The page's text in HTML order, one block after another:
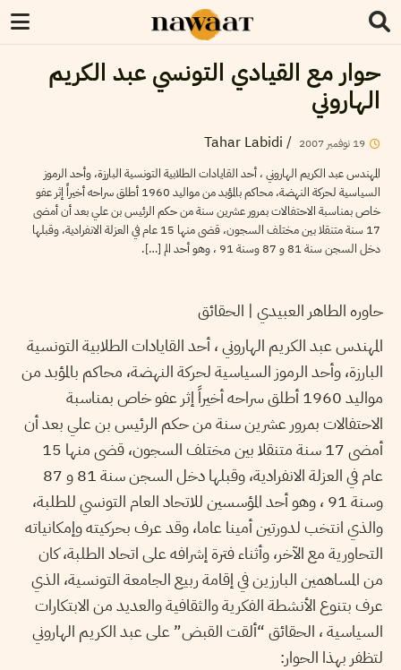
حوار مع القيادي التونسي عبد الكريم
الهاروني
19 نوفمبر 2007
/
Tahar Labidi
المهندس عبد الكريم الهاروني ، أحد القايادات الطلابية التونسية البارزة، وأحد الرموز
السياسية لحركة النهضة، محاكم بالمؤبد من مواليد 1960 أطلق سراحه أخيراً إثر عفو
خاص بمناسبة الاحتفالات بمرور عشرين سنة من حكم الرئيس بن علي بعد أن أمضى
17 سنة متنقلا بين مختلف السجون، قضى منها 15 عام في العزلة الانفرادية، وقبلها
دخل السجن سنة 81 و 87 وسنة 91 ، وهو أحد الم […].
حاوره الطاهر العبيدي | الحقائق
المهندس عبد الكريم الهاروني ، أحد القايادات الطلابية التونسية
البارزة، وأحد الرموز السياسية لحركة النهضة، محاكم بالمؤبد من
مواليد 1960 أطلق سراحه أخيراً إثر عفو خاص بمناسبة
الاحتفالات بمرور عشرين سنة من حكم الرئيس بن علي بعد أن
أمضى 17 سنة متنقلا بين مختلف السجون، قضى منها 15
عام في العزلة الانفرادية، وقبلها دخل السجن سنة 81 و 87
وسنة 91 ، وهو أحد المؤسسين للاتحاد العام التونسي للطلبة،
والذي انتخب لدورتين أمينا عاما، وقد عرف بحركيته وإمكانياته
التحاورية مع الآخر، وأثناء فترة إشرافه على اتحاد الطلبة، كان
من المساهمين البارزين في إقامة ربيع الجامعة التونسية، الذي
عرف بتنوع الأنشطة الفكرية والثقافية والعديد من الابتكارات
السياسية ، الحقائق “ألقت القبض” على عبد الكريم الهاروني
لتظفر بهذا الحوار: